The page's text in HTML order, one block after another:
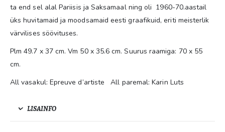
ta end sel alal Pariisis ja Saksamaal ning oli 1960-70.aastail
üks huvitamaid ja moodsamaid eesti graafikuid, eriti meisterlik
värvilises söövituses.
Plm 49.7 x 37 cm. Vm 50 x 35.6 cm. Suurus raamiga: 70 x 55
cm.
All vasakul: Epreuve d’artiste All paremal: Karin Luts
LISAINFO